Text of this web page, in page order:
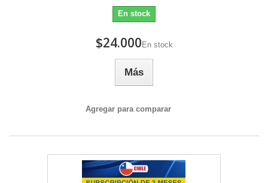
En stock
$24.000 En stock
Más
Agregar para comparar